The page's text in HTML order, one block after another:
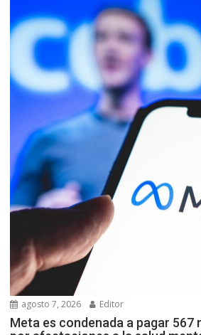
agosto 7, 2026 Editor
Meta es condenada a pagar 567